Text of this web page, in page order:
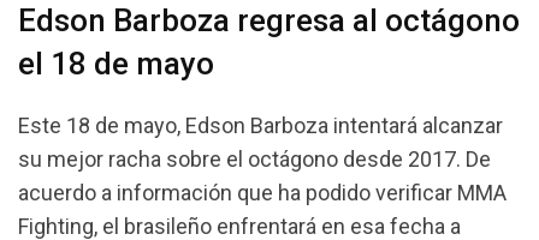
Edson Barboza regresa al octágono
el 18 de mayo
Este 18 de mayo, Edson Barboza intentará alcanzar
su mejor racha sobre el octágono desde 2017. De
acuerdo a información que ha podido verificar MMA
Fighting, el brasileño enfrentará en esa fecha a